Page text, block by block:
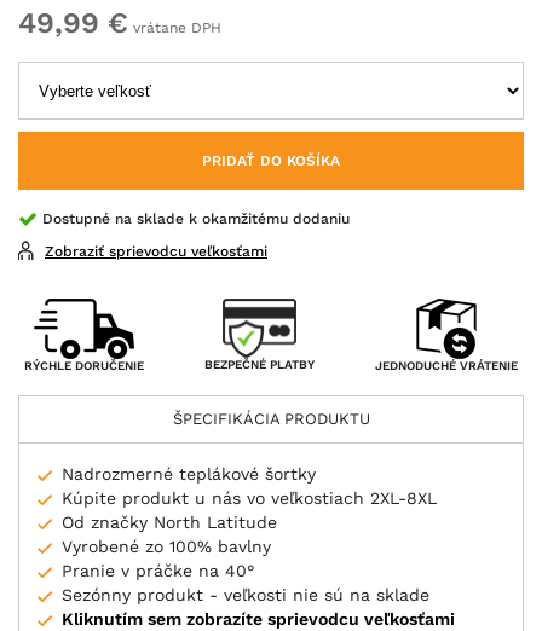
49,99 € vrátane DPH
PRIDAŤ DO KOŠÍKA
Dostupné na sklade k okamžitému dodaniu
Zobraziť sprievodcu veľkosťami
RÝCHLE DORUČENIE BEZPEČNÉ PLATBY JEDNODUCHÉ VRÁTENIE
ŠPECIFIKÁCIA PRODUKTU
Nadrozmerné teplákové šortky
Kúpite produkt u nás vo veľkostiach 2XL-8XL
Od značky North Latitude
Vyrobené zo 100% bavlny
Pranie v práčke na 40°
Sezónny produkt - veľkosti nie sú na sklade
Kliknutím sem zobrazíte sprievodcu veľkosťami